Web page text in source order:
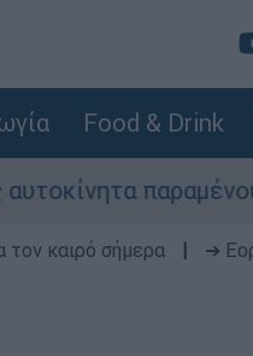
Food & Drink
καιρό σήμερα
➔